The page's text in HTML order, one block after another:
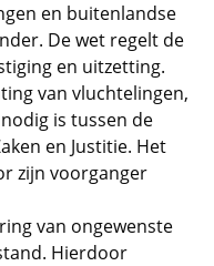
en buitenlandse
De wet regelt de
en uitzetting.
van vluchtelingen,
is tussen de
en Justitie. Het
zijn voorganger
van ongewenste
Hierdoor